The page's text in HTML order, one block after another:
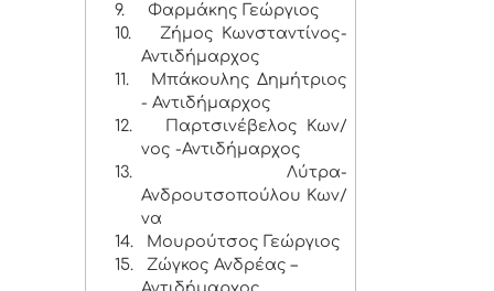
9.
Φαρμάκης Γεώργιος
10.
Ζήμος Κωνσταντίνος-
Αντιδήμαρχος
11.
Μπάκουλης Δημήτριος
- Αντιδήμαρχος
12.
Παρτσινέβελος Κων/
νος -Αντιδήμαρχος
13.
Λύτρα-
Ανδρουτσοπούλου Κων/
να
14.
Μουρούτσος Γεώργιος
15.
Ζώγκος Ανδρέας –